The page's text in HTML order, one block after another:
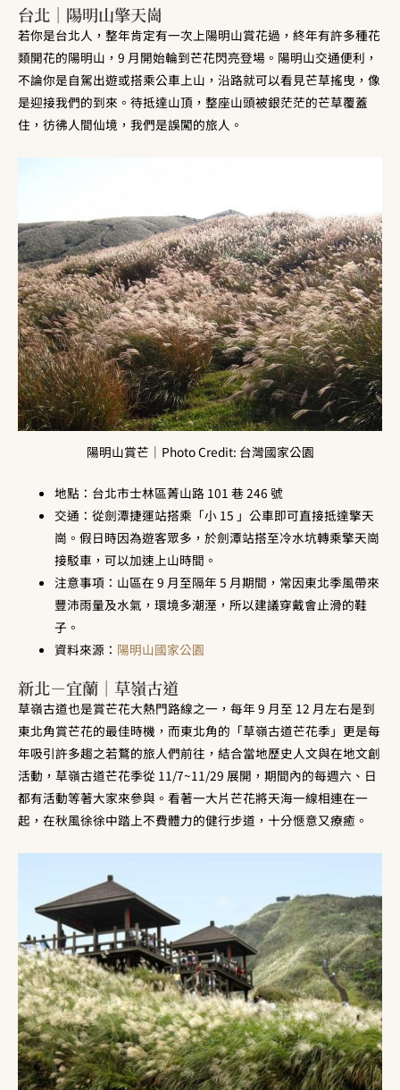
台北｜陽明山擎天崗
若你是台北人，整年肯定有一次上陽明山賞花過，終年有許多種花
類開花的陽明山，9 月開始輪到芒花閃亮登場。陽明山交通便利，
不論你是自駕出遊或搭乘公車上山，沿路就可以看見芒草搖曳，像
是迎接我們的到來。待抵達山頂，整座山頭被銀茫茫的芒草覆蓋
住，彷彿人間仙境，我們是誤闖的旅人。
陽明山賞芒｜Photo Credit: 台灣國家公園
地點：台北市士林區菁山路 101 巷 246 號
交通：從劍潭捷運站搭乘「小 15 」公車即可直接抵達擎天
崗。假日時因為遊客眾多，於劍潭站搭至冷水坑轉乘擎天崗
接駁車，可以加速上山時間。
注意事項：山區在 9 月至隔年 5 月期間，常因東北季風帶來
豐沛雨量及水氣，環境多潮溼，所以建議穿戴會止滑的鞋
子。
資料來源： 陽明山國家公園
新北－宜蘭｜草嶺古道
草嶺古道也是賞芒花大熱門路線之一，每年 9 月至 12 月左右是到
東北角賞芒花的最佳時機，而東北角的「草嶺古道芒花季」更是每
年吸引許多趨之若鶩的旅人們前往，結合當地歷史人文與在地文創
活動，草嶺古道芒花季從 11/7~11/29 展開，期間內的每週六、日
都有活動等著大家來參與。看著一大片芒花將天海一線相連在一
起，在秋風徐徐中踏上不費體力的健行步道，十分愜意又療癒。